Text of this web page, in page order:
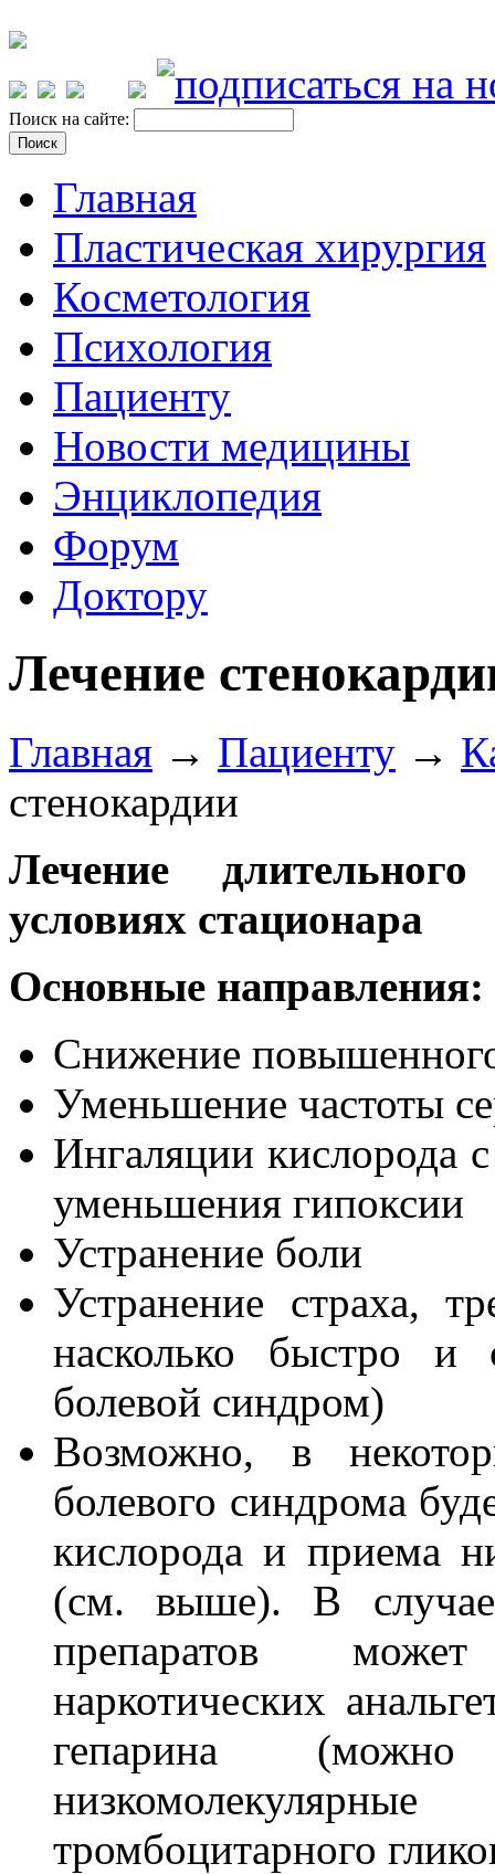
Поиск на сайте:
Главная
Пластическая хирургия
Косметология
Психология
Пациенту
Новости медицины
Энциклопедия
Форум
Доктору
Лечение
Главная → Пациенту →
стенокардии
Лечение
условиях стационара
Основные направления:
Снижение
Уменьшение частоты
Ингаляции кислорода
уменьшения гипоксии
Устранение боли
Устранение страха,
насколько быстро и
болевой синдром)
Возможно, в
болевого синдрома
кислорода и приема
(см. выше). В случае
препаратов
наркотических
гепарина
тромбоцитарного